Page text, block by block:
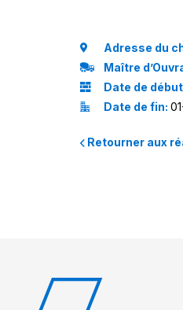
Adresse du
Maître
Date de
Date de fin:
Retourner aux